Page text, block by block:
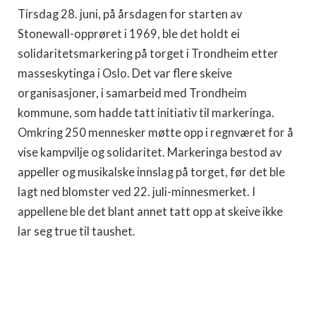
Tirsdag 28. juni, på årsdagen for starten av
Stonewall-opprøret i 1969, ble det holdt ei
solidaritetsmarkering på torget i Trondheim etter
masseskytinga i Oslo. Det var flere skeive
organisasjoner, i samarbeid med Trondheim
kommune, som hadde tatt initiativ til markeringa.
Omkring 250 mennesker møtte opp i regnværet for å
vise kampvilje og solidaritet. Markeringa bestod av
appeller og musikalske innslag på torget, før det ble
lagt ned blomster ved 22. juli-minnesmerket. I
appellene ble det blant annet tatt opp at skeive ikke
lar seg true til taushet.